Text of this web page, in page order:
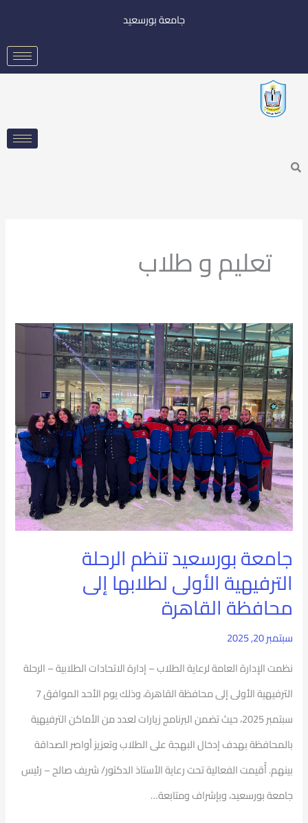
جامعة بورسعيد
Search
تعليم و طلاب
جامعة بورسعيد تنظم الرحلة
الترفيهية الأولى لطلابها إلى
محافظة القاهرة
سبتمبر 20, 2025
نظمت الإدارة العامة لرعاية الطلاب – إدارة الاتحادات الطلابية – الرحلة
الترفيهية الأولى إلى محافظة القاهرة، وذلك يوم الأحد الموافق 7
سبتمبر 2025، حيث تضمن البرنامج زيارات لعدد من الأماكن الترفيهية
بالمحافظة بهدف إدخال البهجة على الطلاب وتعزيز أواصر الصداقة
بينهم. أُقيمت الفعالية تحت رعاية الأستاذ الدكتور/ شريف صالح – رئيس
جامعة بورسعيد، وبإشراف ومتابعة…
جامعة
بورسعيد
تنظم
الرحلة
الترفيهية
الأولى
لطلابها
إلى
القاهرة